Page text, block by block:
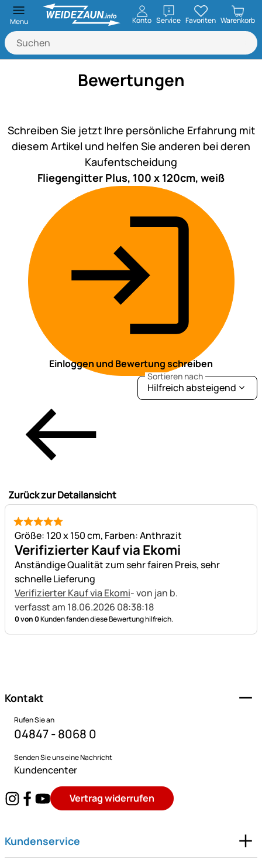
Menu Konto ServiceöffnenFavoriten Warenkorb
Bewertungen
Schreiben Sie jetzt Ihre persönliche Erfahrung mit
diesem Artikel und helfen Sie anderen bei deren
Kaufentscheidung
Fliegengitter Plus, 100 x 120cm, weiß
Einloggen und Bewertung schreiben
Zurück zur Detailansicht
Sortieren nach
Hilfreich absteigend
5 von 5
Größe: 120 x 150 cm, Farben: Anthrazit
Verifizierter Kauf via Ekomi
Anständige Qualität zum sehr fairen Preis, sehr
schnelle Lieferung
Verifizierter Kauf via Ekomi- von jan b.
verfasst am 18.06.2026 08:38:18
0 von 0Kunden fanden diese Bewertung hilfreich.
Kontakt
Rufen Sie an
04847 - 8068 0
Senden Sie uns eine Nachricht
Kundencenter
Vertrag widerrufen
Kundenservice